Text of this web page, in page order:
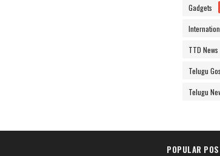
Gadgets
TTD News
Telugu
Telugu
POPULAR